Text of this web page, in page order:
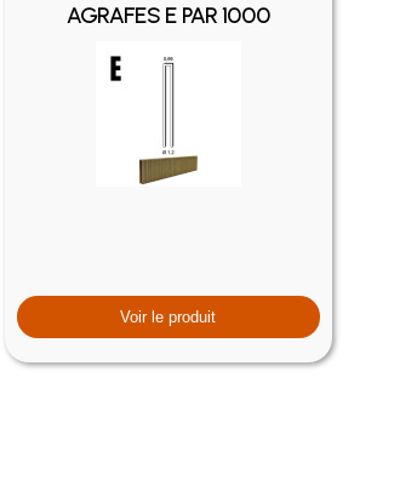
AGRAFES E PAR 1000
Voir le produit